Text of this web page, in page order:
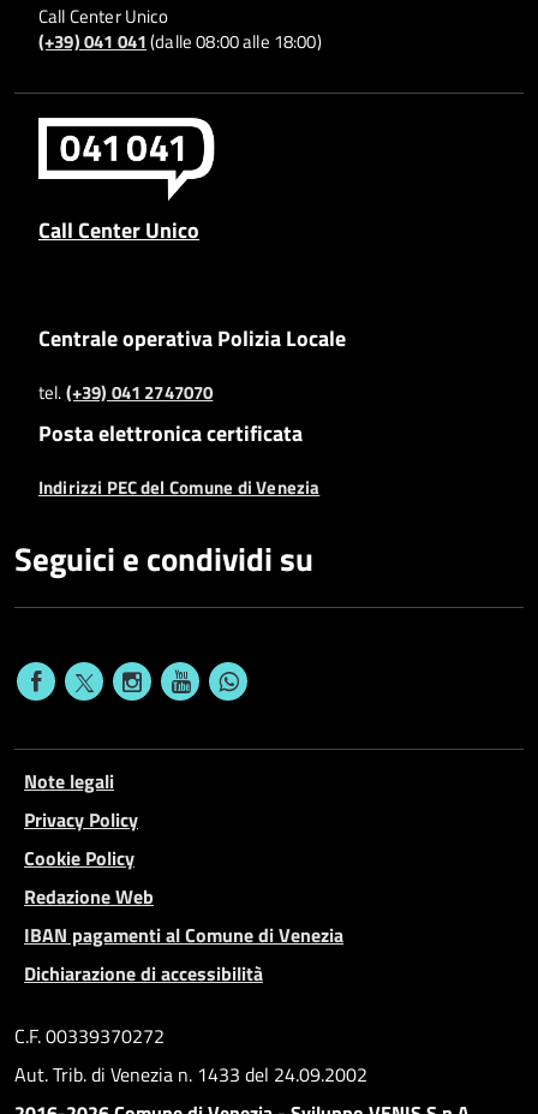
Call Center Unico
(+39) 041 041(dalle 08:00 alle 18:00)
Call Center Unico
Centrale operativa Polizia Locale
tel.(+39) 041 2747070
Posta elettronica certificata
Indirizzi PEC del Comune di Venezia
Seguici e condividi su
Note legali
Privacy Policy
Cookie Policy
Redazione Web
IBAN pagamenti al Comune di Venezia
Dichiarazione di accessibilità
C.F. 00339370272
Aut. Trib. di Venezia n. 1433 del 24.09.2002